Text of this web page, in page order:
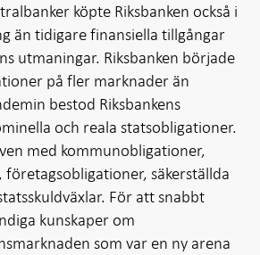
köpte Riksbanken också i
än tidigare finansiella tillgångar
utmaningar. Riksbanken började
på fler marknader än
bestod Riksbankens
och reala statsobligationer.
med kommunobligationer,
säkerställda
För att snabbt
kunskaper om
som var en ny arena